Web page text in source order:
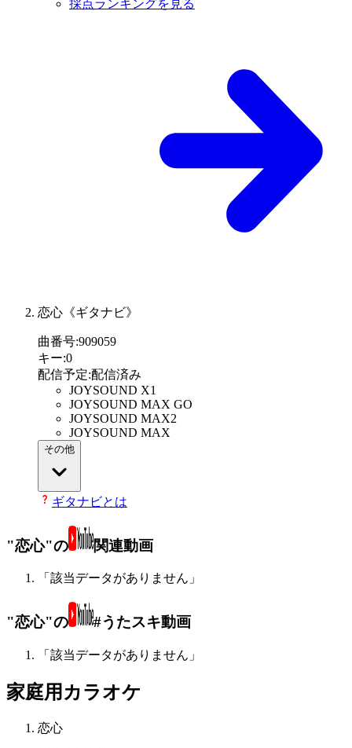
採点ランキングを見る
恋心《ギタナビ》
曲番号:909059
キー:0
配信予定:配信済み
JOYSOUND X1
JOYSOUND MAX GO
JOYSOUND MAX2
JOYSOUND MAX
その他
ギタナビとは
"恋心"の 関連動画
「該当データがありません」
"恋心"の #うたスキ動画
「該当データがありません」
家庭用カラオケ
恋心